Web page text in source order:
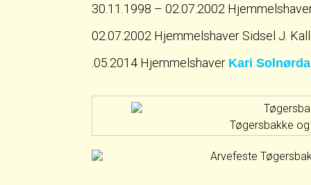
30.11.1998 – 02.07.2002
02.07.2002 Hjemmelshaver Sidsel J.
.05.2014 Hjemmelshaver Kari
Tøgersbakke